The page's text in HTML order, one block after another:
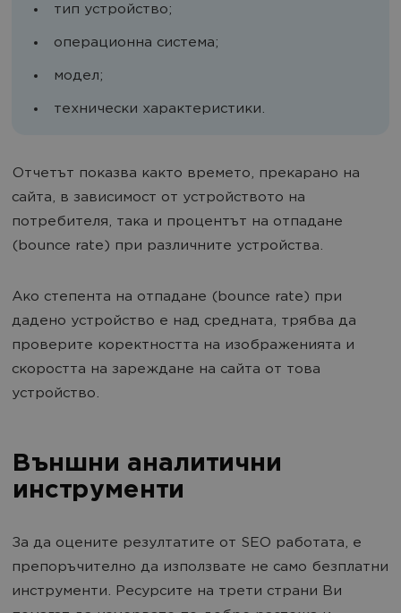
тип устройство;
операционна система;
модел;
технически характеристики.
Отчетът показва както времето, прекарано на
сайта, в зависимост от устройството на
потребителя, така и процентът на отпадане
(bounce rate) при различните устройства.
Ако степента на отпадане (bounce rate) при
дадено устройство е над средната, трябва да
проверите коректността на изображенията и
скоростта на зареждане на сайта от това
устройство.
Външни аналитични
инструменти
За да оцените резултатите от SEO работата, е
препоръчително да използвате не само безплатни
инструменти. Ресурсите на трети страни Ви